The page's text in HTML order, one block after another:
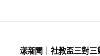
漾新聞｜社教盃三對三